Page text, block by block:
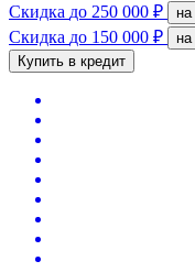
Скидка до 250 000 ₽
Скидка до 150 000 ₽
Купить в кредит